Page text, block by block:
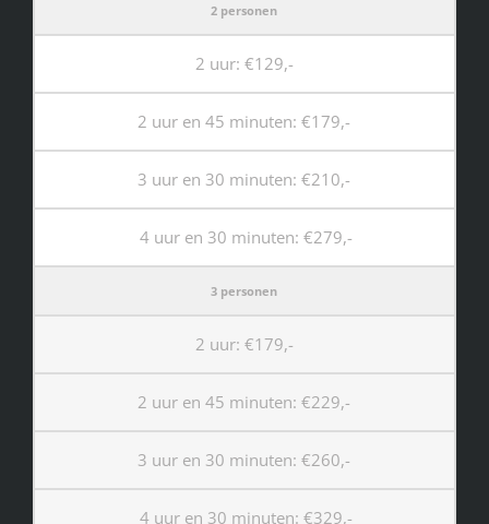
INFO
2 personen
2 uur: €129,-
2 uur en 45 minuten: €179,-
3 uur en 30 minuten: €210,-
4 uur en 30 minuten: €279,-
3 personen
2 uur: €179,-
2 uur en 45 minuten: €229,-
3 uur en 30 minuten: €260,-
4 uur en 30 minuten: €329,-